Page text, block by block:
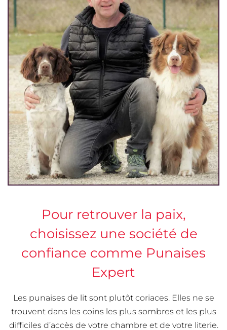
Pour retrouver la paix,
choisissez une société de
confiance comme Punaises
Expert
Les punaises de lit sont plutôt coriaces. Elles ne se
trouvent dans les coins les plus sombres et les plus
difficiles d’accès de votre chambre et de votre literie.